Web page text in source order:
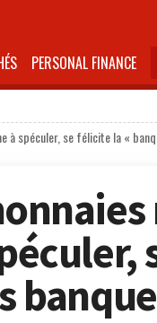
PERSONAL FINANCE
à spéculer, se félicite la «